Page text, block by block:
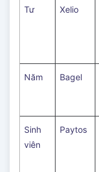
Tư Xelio
Năm Bagel
Sinh
viên
Paytos